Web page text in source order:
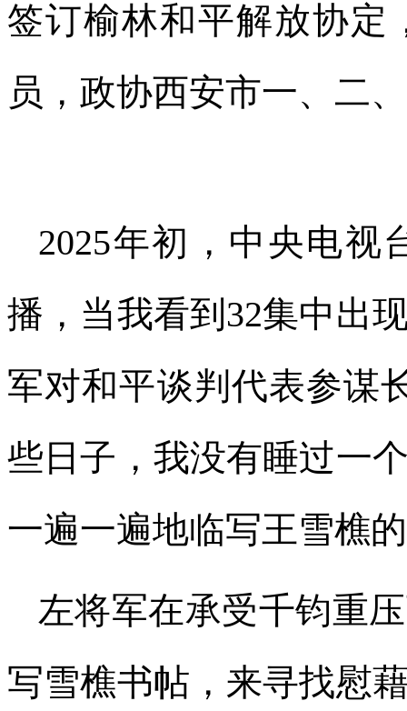
签订榆林和平解放协定
员，政协西安市一、二
2025年初，中央电视
播，当我看到32集中出
军对和平谈判代表参谋
些日子，我没有睡过一
一遍一遍地临写王雪樵
左将军在承受千钧重
写雪樵书帖，来寻找慰